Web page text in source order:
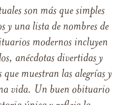
son más que simples
y una lista de nombres de
modernos incluyen
anécdotas divertidas y
que muestran las alegrías y
vida. Un buen obituario